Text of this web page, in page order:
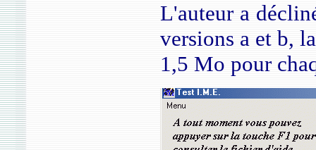
L'auteur a
versions a et b,
1,5 Mo pour